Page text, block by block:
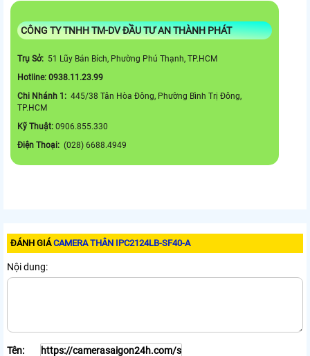
CÔNG TY TNHH TM-DV ĐẦU TƯ AN THÀNH PHÁT
Trụ Sở: 51 Lũy Bán Bích, Phường Phú Thạnh, TP.HCM
Hotline: 0938.11.23.99
Chi Nhánh 1: 445/38 Tân Hòa Đông, Phường Bình Trị Đông,
TP.HCM
Kỹ Thuật: 0906.855.330
Điện Thoại: (028) 6688.4949
ĐÁNH GIÁCAMERA THÂN IPC2124LB-SF40-A
Nội dung:
Tên: